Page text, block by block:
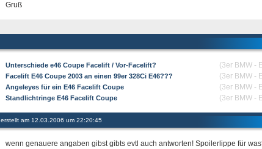
Gruß
Unterschiede e46 Coupe Facelift / Vor-Facelift? (3er BMW -
Facelift E46 Coupe 2003 an einen 99er 328Ci E46??? (3er BMW -
Angeleyes für ein E46 Facelift Coupe (3er BMW -
Standlichtringe E46 Facelift Coupe (3er BMW -
erstellt am 12.03.2006 um 22:20:45
wenn genauere angaben gibst gibts evtl auch antworten! Spoilerlippe für